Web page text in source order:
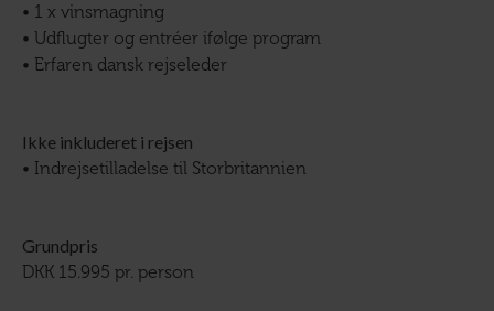
• 1 x vinsmagning
• Udflugter og entréer ifølge program
• Erfaren dansk rejseleder
Ikke inkluderet i rejsen
• Indrejsetilladelse til Storbritannien
Grundpris
DKK 15.995 pr. person